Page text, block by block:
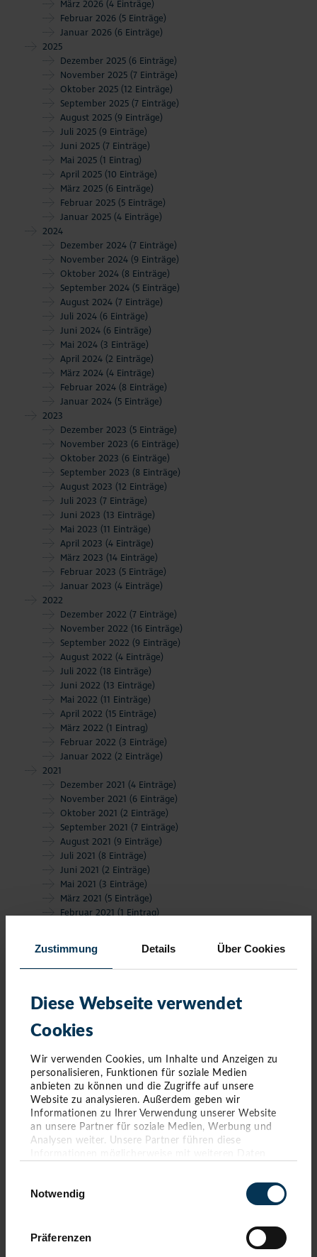
Zustimmung Details Über Cookies
Diese Webseite verwendet
Cookies
Wir verwenden Cookies, um Inhalte und Anzeigen zu
personalisieren, Funktionen für soziale Medien
anbieten zu können und die Zugriffe auf unsere
Website zu analysieren. Außerdem geben wir
Informationen zu Ihrer Verwendung unserer Website
an unsere Partner für soziale Medien, Werbung und
Analysen weiter. Unsere Partner führen diese
sie im Rahmen Ihrer Nutzung der Dienste gesammelt
haben. Sie geben Einwilligung zu unseren Cookies,
Notwendig
Präferenzen
März 2026 (4 Einträge)
Februar 2026 (5 Einträge)
Januar 2026 (6 Einträge)
2025
Dezember 2025 (6 Einträge)
November 2025 (7 Einträge)
Oktober 2025 (12 Einträge)
September 2025 (7 Einträge)
August 2025 (9 Einträge)
Juli 2025 (9 Einträge)
Juni 2025 (7 Einträge)
Mai 2025 (1 Eintrag)
April 2025 (10 Einträge)
März 2025 (6 Einträge)
Februar 2025 (5 Einträge)
Januar 2025 (4 Einträge)
2024
Dezember 2024 (7 Einträge)
November 2024 (9 Einträge)
Oktober 2024 (8 Einträge)
September 2024 (5 Einträge)
August 2024 (7 Einträge)
Juli 2024 (6 Einträge)
Juni 2024 (6 Einträge)
Mai 2024 (3 Einträge)
April 2024 (2 Einträge)
März 2024 (4 Einträge)
Februar 2024 (8 Einträge)
Januar 2024 (5 Einträge)
2023
Dezember 2023 (5 Einträge)
November 2023 (6 Einträge)
Oktober 2023 (6 Einträge)
September 2023 (8 Einträge)
August 2023 (12 Einträge)
Juli 2023 (7 Einträge)
Juni 2023 (13 Einträge)
Mai 2023 (11 Einträge)
April 2023 (4 Einträge)
März 2023 (14 Einträge)
Februar 2023 (5 Einträge)
Januar 2023 (4 Einträge)
2022
Dezember 2022 (7 Einträge)
November 2022 (16 Einträge)
September 2022 (9 Einträge)
August 2022 (4 Einträge)
Juli 2022 (18 Einträge)
Juni 2022 (13 Einträge)
Mai 2022 (11 Einträge)
April 2022 (15 Einträge)
März 2022 (1 Eintrag)
Februar 2022 (3 Einträge)
Januar 2022 (2 Einträge)
2021
Dezember 2021 (4 Einträge)
November 2021 (6 Einträge)
Oktober 2021 (2 Einträge)
September 2021 (7 Einträge)
August 2021 (9 Einträge)
Juli 2021 (8 Einträge)
Juni 2021 (2 Einträge)
Mai 2021 (3 Einträge)
März 2021 (5 Einträge)
Februar 2021 (1 Eintrag)
Oktober 2020
(7 Einträge)
September 2020(3 Einträge)
Juli 2020(3 Einträge)
Juni 2020(10 Einträge)
Mai 2020
März 2020
Februar 2020 (6 Einträge)
Januar 2020(4 Einträge)